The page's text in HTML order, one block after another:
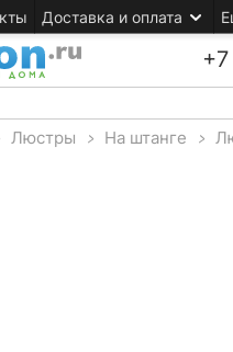
Доставка и оплата
Люстры > На штанге >